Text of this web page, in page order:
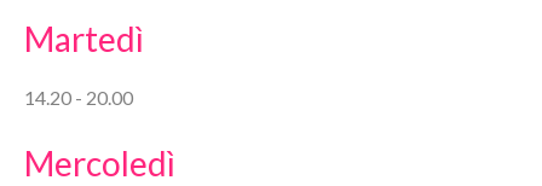
Martedì
14.20 - 20.00
Mercoledì